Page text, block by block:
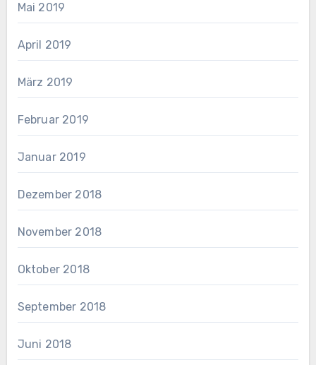
Mai 2019
April 2019
März 2019
Februar 2019
Januar 2019
Dezember 2018
November 2018
Oktober 2018
September 2018
Juni 2018